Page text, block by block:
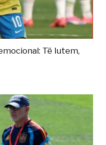
Të lutem,